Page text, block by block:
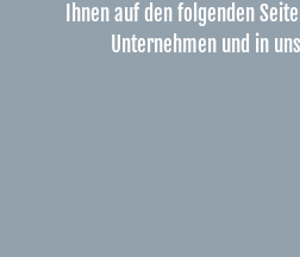
Ihnen auf den folgenden
Unternehmen und in